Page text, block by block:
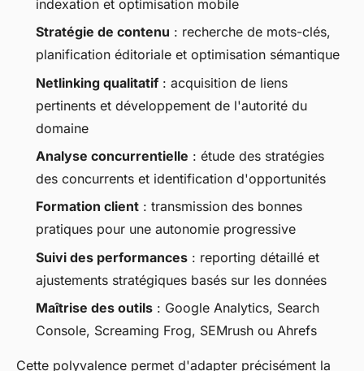
indexation et optimisation mobile
Stratégie de contenu : recherche de mots-clés,
planification éditoriale et optimisation sémantique
Netlinking qualitatif : acquisition de liens
pertinents et développement de l'autorité du
domaine
Analyse concurrentielle : étude des stratégies
des concurrents et identification d'opportunités
Formation client : transmission des bonnes
pratiques pour une autonomie progressive
Suivi des performances : reporting détaillé et
ajustements stratégiques basés sur les données
Maîtrise des outils : Google Analytics, Search
Console, Screaming Frog, SEMrush ou Ahrefs
Cette polyvalence permet d'adapter précisément la